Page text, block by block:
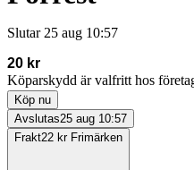
Slutar 25 aug 10:57
20 kr
Köparskydd är valfritt hos
Köp nu
Avslutas25 aug 10:57
Frakt22 kr Frimärken